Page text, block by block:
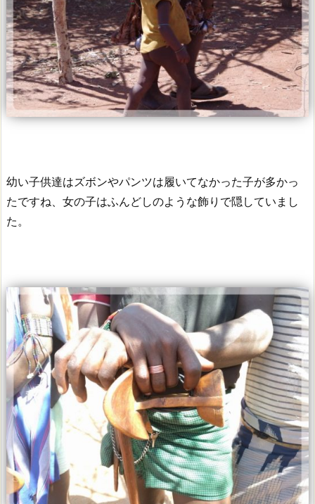
幼い子供達はズボンやパンツは履いてなかった子が多かっ
たですね、女の子はふんどしのような飾りで隠していまし
た。